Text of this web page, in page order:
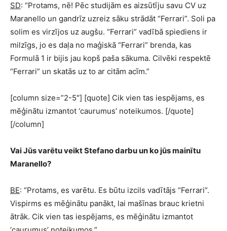
SD: “Protams, nē! Pēc studijām es aizsūtīju savu CV uz
Maranello un gandrīz uzreiz sāku strādāt “Ferrari”. Soli pa
solim es virzījos uz augšu. “Ferrari” vadībā spiediens ir
milzīgs, jo es daļa no maģiskā “Ferrari” brenda, kas
Formulā 1 ir bijis jau kopš paša sākuma. Cilvēki respektē
“Ferrari” un skatās uz to ar citām acīm.”
[column size=”2-5″] [quote] Cik vien tas iespējams, es
mēģinātu izmantot ‘caurumus’ noteikumos. [/quote]
[/column]
Vai Jūs varētu veikt Stefano darbu un ko jūs mainītu
Maranello?
BE: “Protams, es varētu. Es būtu izcils vadītājs “Ferrari”.
Vispirms es mēģinātu panākt, lai mašīnas brauc krietni
ātrāk. Cik vien tas iespējams, es mēģinātu izmantot